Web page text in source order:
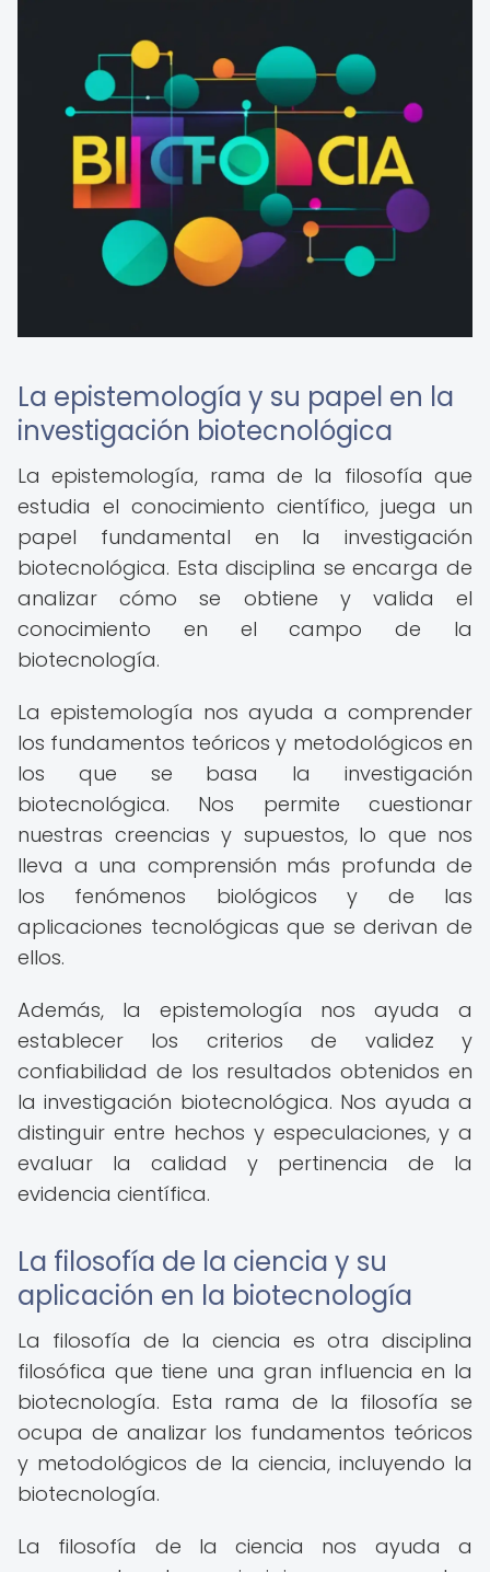
La epistemología y su papel en la
investigación biotecnológica
La epistemología, rama de la filosofía que
estudia el conocimiento científico, juega un
papel fundamental en la investigación
biotecnológica. Esta disciplina se encarga de
analizar cómo se obtiene y valida el
conocimiento en el campo de la
biotecnología.
La epistemología nos ayuda a comprender
los fundamentos teóricos y metodológicos en
los que se basa la investigación
biotecnológica. Nos permite cuestionar
nuestras creencias y supuestos, lo que nos
lleva a una comprensión más profunda de
los fenómenos biológicos y de las
aplicaciones tecnológicas que se derivan de
ellos.
Además, la epistemología nos ayuda a
establecer los criterios de validez y
confiabilidad de los resultados obtenidos en
la investigación biotecnológica. Nos ayuda a
distinguir entre hechos y especulaciones, y a
evaluar la calidad y pertinencia de la
evidencia científica.
La filosofía de la ciencia y su
aplicación en la biotecnología
La filosofía de la ciencia es otra disciplina
filosófica que tiene una gran influencia en la
biotecnología. Esta rama de la filosofía se
ocupa de analizar los fundamentos teóricos
y metodológicos de la ciencia, incluyendo la
biotecnología.
La filosofía de la ciencia nos ayuda a